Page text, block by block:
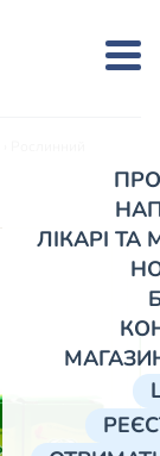
ЛІКАРІ